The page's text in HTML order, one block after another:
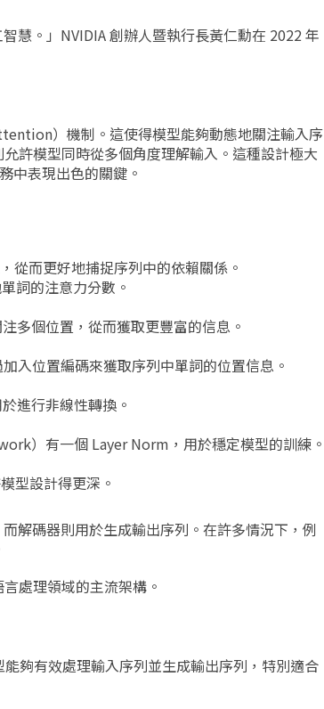
慧。」NVIDIA 創辦人暨執行長黃仁勳在 2022 年
）機制。這使得模型能夠動態地關注輸入序
許模型同時從多個角度理解輸入。這種設計極大
中表現出色的關鍵。
而更好地捕捉序列中的依賴關係。
詞的注意力分數。
多個位置，從而獲取更豐富的信息。
入位置編碼來獲取序列中單詞的位置信息。
進行非線性轉換。
）有一個 Layer Norm，用於穩定模型的訓練。
型設計得更深。
解碼器則用於生成輸出序列。在許多情況下，例
處理領域的主流架構。
夠有效處理輸入序列並生成輸出序列，特別適合